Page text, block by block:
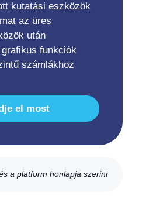
kutatási eszközök
az üres
után
funkciók
számlákhoz
el most
a platform honlapja szerint